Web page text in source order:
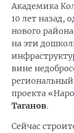
Академика
10 лет назад,
нового
на эти
вине
проекта
Таганов.
Сейчас